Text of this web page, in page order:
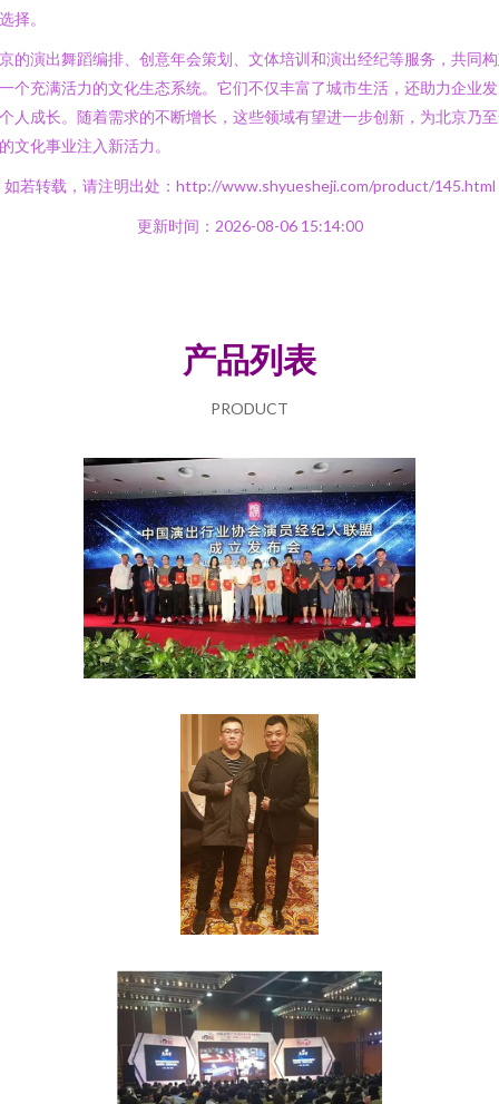
择。
的演出舞蹈编排、创意年会策划、文体培训和演出经纪等服务，共同
个充满活力的文化生态系统。它们不仅丰富了城市生活，还助力企业
人成长。随着需求的不断增长，这些领域有望进一步创新，为北京乃
文化事业注入新活力。
如若转载，请注明出处：http://www.shyuesheji.com/product/145.html
更新时间：2026-08-06 15:14:00
产品列表
PRODUCT